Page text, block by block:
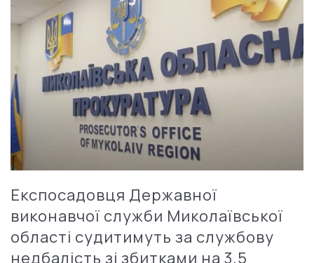
Експосадовця Державної
виконавчої служби Миколаївської
області судитимуть за службову
недбалість зі збитками на 3,5